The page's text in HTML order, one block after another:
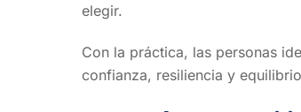
elegir.
Con la práctica, las personas
confianza, resiliencia y